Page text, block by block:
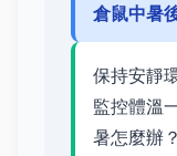
倉鼠中暑
保持安靜
監控體溫
暑怎麼辦